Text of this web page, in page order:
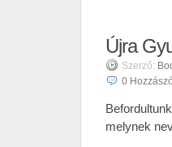
Újra
Szerző:
0
melynek